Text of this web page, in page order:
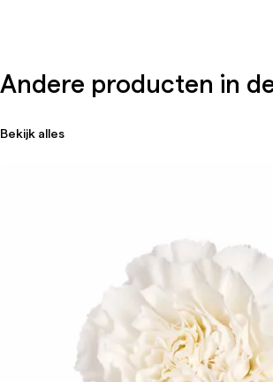
Andere producten in
Bekijk alles